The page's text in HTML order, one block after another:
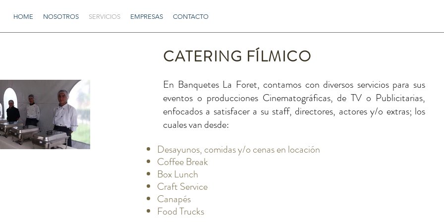
HOME NOSOTROS SERVICIOS EMPRESAS CONTACTO
CATERING FÍLMICO
En Banquetes La Foret, contamos con diversos servicios para sus
eventos o producciones Cinematográficas, de TV o Publicitarias,
enfocados a satisfacer a su staff, directores, actores y/o extras; los
cuales van desde:
Desayunos, comidas y/o cenas en locación
Coffee Break
Box Lunch
Craft Service
Canapés
Food Trucks